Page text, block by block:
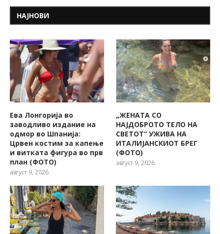
НАЈНОВИ
Ева Лонгорија во
заводливо издание на
одмор во Шпанија:
Црвен костим за капење
и витката фигура во прв
план (ФОТО)
август 9, 2026
„ЖЕНАТА СО
НАЈДОБРОТО ТЕЛО НА
СВЕТОТ“ УЖИВА НА
ИТАЛИЈАНСКИОТ БРЕГ
(ФОТО)
август 9, 2026